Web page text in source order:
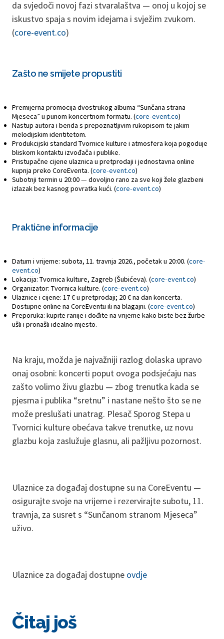
da svjedoči novoj fazi stvaralaštva — onoj u kojoj se
iskustvo spaja s novim idejama i svježim zvukom.
(core-event.co)
Zašto ne smijete propustiti
Premijerna promocija dvostrukog albuma “Sunčana strana
Mjeseca” u punom koncertnom formatu. (core-event.co)
Nastup autora i benda s prepoznatljivim rukopisom te jakim
melodijskim identitetom.
Produkcijski standard Tvornice kulture i atmosfera koja pogoduje
bliskom kontaktu izvođača i publike.
Pristupačne cijene ulaznica u pretprodaji i jednostavna online
kupnja preko CoreEventa. (core-event.co)
Subotnji termin u 20:00 — dovoljno rano za sve koji žele glazbeni
izlazak bez kasnog povratka kući. (core-event.co)
Praktične informacije
Datum i vrijeme: subota, 11. travnja 2026., početak u 20:00. (core-
event.co)
Lokacija: Tvornica kulture, Zagreb (Šubićeva). (core-event.co)
Organizator: Tvornica kulture. (core-event.co)
Ulaznice i cijene: 17 € u pretprodaji; 20 € na dan koncerta.
Dostupne online na CoreEventu ili na blagajni. (core-event.co)
Preporuka: kupite ranije i dođite na vrijeme kako biste bez žurbe
ušli i pronašli idealno mjesto.
Na kraju, možda je najvažniji razlog dolaska upravo
onaj osobni: koncerti poput ovoga podsjećaju nas
zašto volimo živu glazbu — zbog trenutka kada se
pjesma i publika “sretnu” i nastane nešto što se ne
može preslušati unatrag. Plesač Sporog Stepa u
Tvornici kulture obećava takve trenutke, uz novu
glazbu koja zaslužuje glasnu, ali pažljivu pozornost.
Ulaznice za događaj dostupne su na CoreEventu —
osigurajte svoje na vrijeme i rezervirajte subotu, 11.
travnja, za susret s “Sunčanom stranom Mjeseca”
uživo.
Ulaznice za događaj dostupne ovdje
Čitaj još